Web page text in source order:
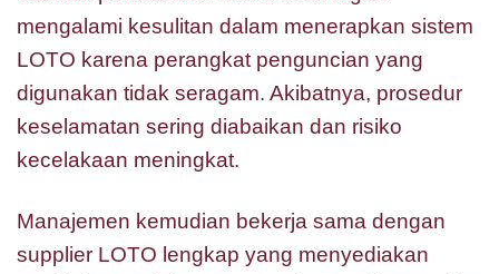
mengalami kesulitan dalam menerapkan sistem
LOTO karena perangkat penguncian yang
digunakan tidak seragam. Akibatnya, prosedur
keselamatan sering diabaikan dan risiko
kecelakaan meningkat.
Manajemen kemudian bekerja sama dengan
supplier LOTO lengkap yang menyediakan